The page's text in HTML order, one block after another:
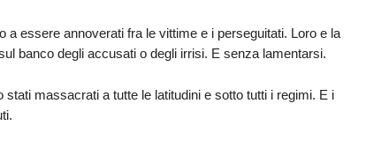
a essere annoverati fra le vittime e i perseguitati. Loro e la
banco degli accusati o degli irrisi. E senza lamentarsi.
massacrati a tutte le latitudini e sotto tutti i regimi. E i